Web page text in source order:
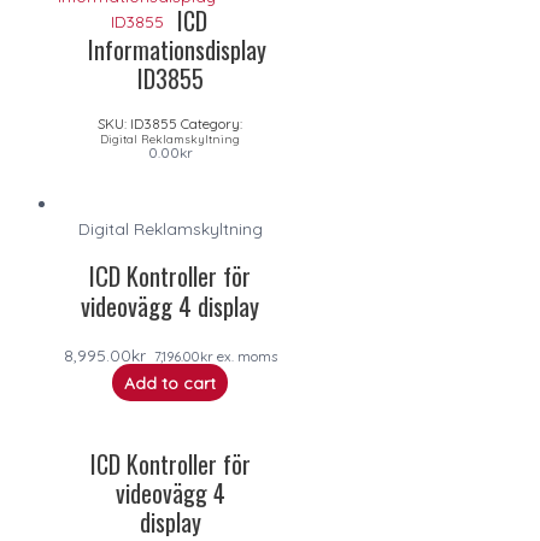
ICD
Informationsdisplay
ID3855
SKU: ID3855 Category:
Digital Reklamskyltning
0.00kr
Digital Reklamskyltning
ICD Kontroller för
videovägg 4 display
8,995.00kr 7,196.00krex. moms
Add to cart
ICD Kontroller för
videovägg 4
display